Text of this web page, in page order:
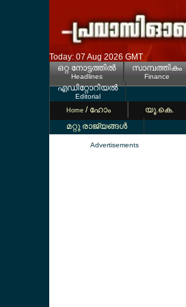
Today: 07 Aug 2026 GMT
ഒറ്റ നോട്ടത്തില്‍
Headlines
സാമ്പത്തികം
Finance
എഡിറ്റോറിയല്‍
Editorial
Home / ഹോം യൂ.കെ.
മറ്റു രാജ്യങ്ങള്‍
Advertisements